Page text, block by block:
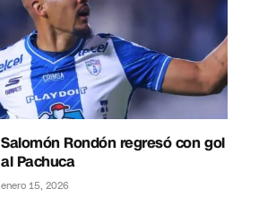
Salomón Rondón regresó con gol
al Pachuca
enero 15, 2026